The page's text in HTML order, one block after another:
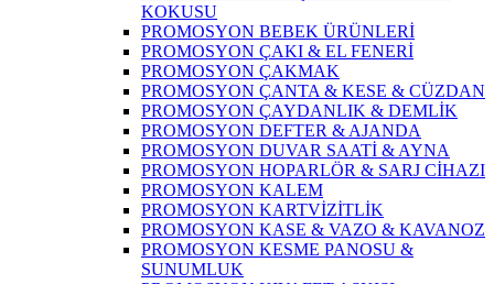
KOKUSU
PROMOSYON BEBEK ÜRÜNLERİ
PROMOSYON ÇAKI & EL FENERİ
PROMOSYON ÇAKMAK
PROMOSYON ÇANTA & KESE & CÜZDAN
PROMOSYON ÇAYDANLIK & DEMLİK
PROMOSYON DEFTER & AJANDA
PROMOSYON DUVAR SAATİ & AYNA
PROMOSYON HOPARLÖR & SARJ CİHAZI
PROMOSYON KALEM
PROMOSYON KARTVİZİTLİK
PROMOSYON KASE & VAZO & KAVANOZ
PROMOSYON KESME PANOSU &
SUNUMLUK